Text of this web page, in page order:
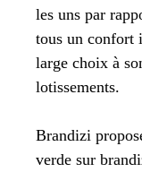
les uns par
tous un confort
large choix à
lotissements.
Brandizi
verde sur